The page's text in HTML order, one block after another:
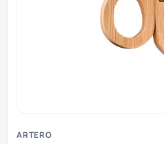
ARTERO